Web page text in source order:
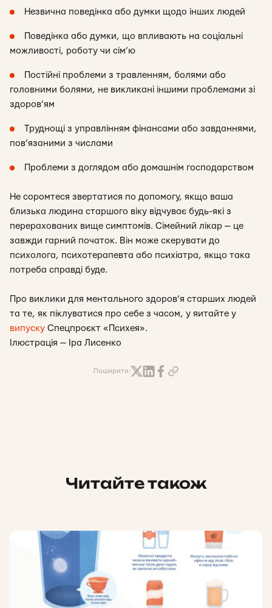
Незвична поведінка або думки щодо інших людей
Поведінка або думки, що впливають на соціальні
можливості, роботу чи сім’ю
Постійні проблеми з травленням, болями або
головними болями, не викликані іншими проблемами зі
здоров’ям
Труднощі з управлінням фінансами або завданнями,
пов’язаними з числами
Проблеми з доглядом або домашнім господарством
Не соромтеся звертатися по допомогу, якщо ваша
близька людина старшого віку відчуває будь-які з
перерахованих вище симптомів. Сімейний лікар — це
завжди гарний початок. Він може скерувати до
психолога, психотерапевта або психіатра, якщо така
потреба справді буде.
Про виклики для ментального здоров’я старших людей
та те, як піклуватися про себе з часом, у яитайте у
випуску Спецпроєкт «Психея».
Ілюстрація — Іра Лисенко
Поширити:
Читайте також